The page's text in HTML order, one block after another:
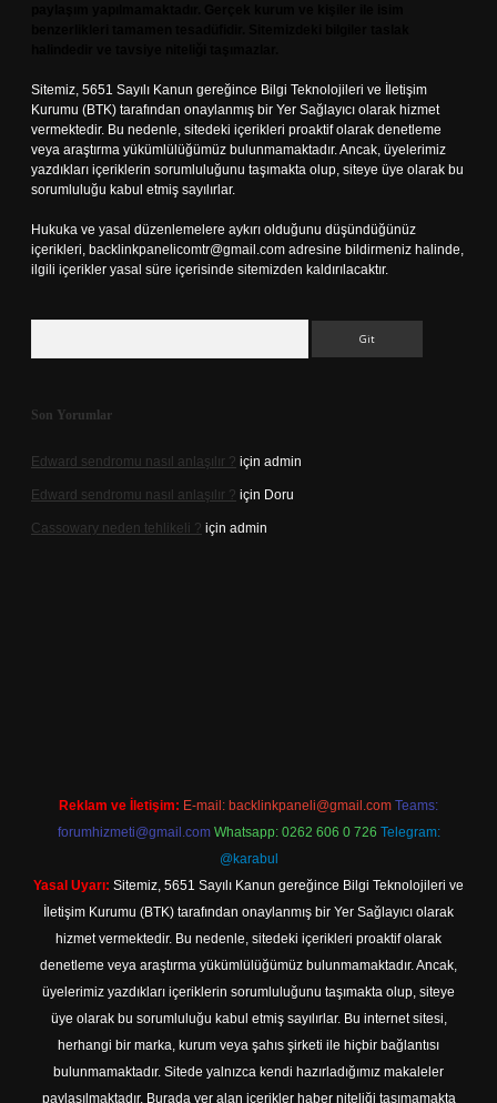
Sitemiz, 5651 Sayılı Kanun gereğince Bilgi Teknolojileri ve İletişim
Kurumu (BTK) tarafından onaylanmış bir Yer Sağlayıcı olarak hizmet
vermektedir. Bu nedenle, sitedeki içerikleri proaktif olarak denetleme
veya araştırma yükümlülüğümüz bulunmamaktadır. Ancak, üyelerimiz
yazdıkları içeriklerin sorumluluğunu taşımakta olup, siteye üye olarak bu
sorumluluğu kabul etmiş sayılırlar.
Hukuka ve yasal düzenlemelere aykırı olduğunu düşündüğünüz
içerikleri, backlinkpanelicomtr@gmail.com adresine bildirmeniz halinde,
ilgili içerikler yasal süre içerisinde sitemizden kaldırılacaktır.
Son Yorumlar
Edward sendromu nasıl anlaşılır ? için admin
Edward sendromu nasıl anlaşılır ? için Doru
Cassowary neden tehlikeli ? için admin
Reklam ve İletişim: E-mail: backlinkpaneli@gmail.com Teams:
forumhizmeti@gmail.com Whatsapp: 0262 606 0 726 Telegram:
@karabul
Yasal Uyarı: Sitemiz, 5651 Sayılı Kanun gereğince Bilgi Teknolojileri ve
İletişim Kurumu (BTK) tarafından onaylanmış bir Yer Sağlayıcı olarak
hizmet vermektedir. Bu nedenle, sitedeki içerikleri proaktif olarak
denetleme veya araştırma yükümlülüğümüz bulunmamaktadır. Ancak,
üyelerimiz yazdıkları içeriklerin sorumluluğunu taşımakta olup, siteye
üye olarak bu sorumluluğu kabul etmiş sayılırlar. Bu internet sitesi,
herhangi bir marka, kurum veya şahıs şirketi ile hiçbir bağlantısı
bulunmamaktadır. Sitede yalnızca kendi hazırladığımız makaleler
paylaşılmaktadır. Burada yer alan içerikler haber niteliği taşımamakta